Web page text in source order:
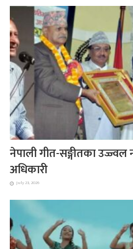
नेपाली गीत-सङ्गीतका उज्ज्वल
अधिकारी
July 23, 2026